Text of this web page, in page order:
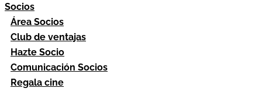
Socios
Área Socios
Club de ventajas
Hazte Socio
Comunicación Socios
Regala cine